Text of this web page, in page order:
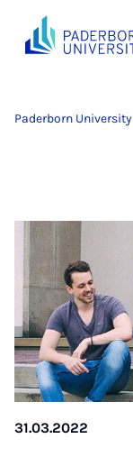
Paderborn University
31.03.2022